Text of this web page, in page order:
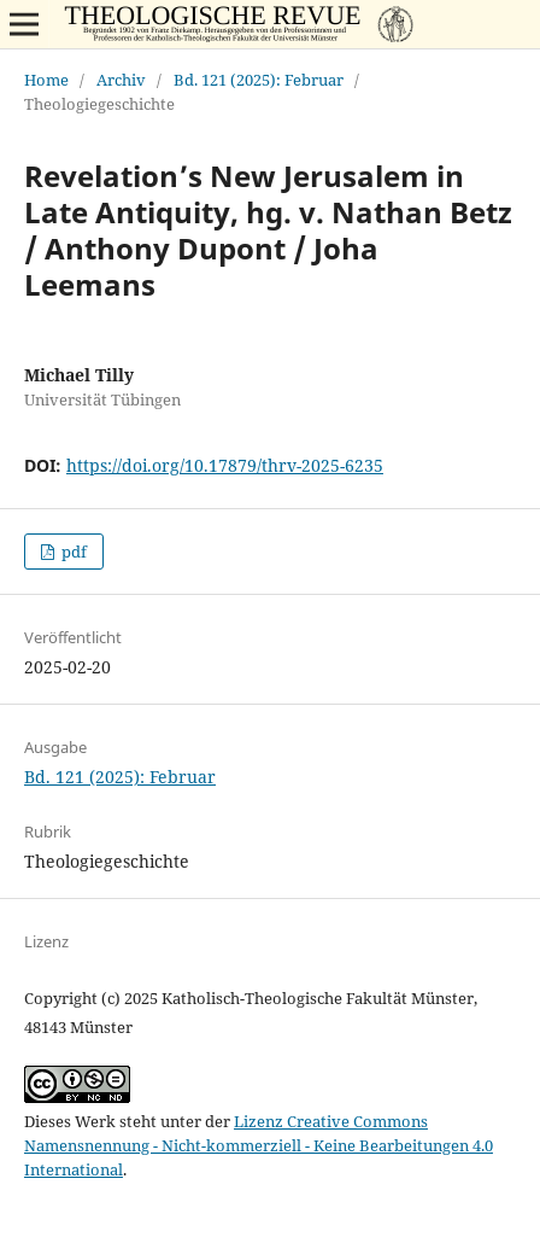
Home / Archiv / Bd. 121 (2025): Februar /
Theologiegeschichte
Revelation’s New Jerusalem in
Late Antiquity, hg. v. Nathan Betz
/ Anthony Dupont / Joha
Leemans
Michael Tilly
Universität Tübingen
DOI: https://doi.org/10.17879/thrv-2025-6235
pdf
Veröffentlicht
2025-02-20
Ausgabe
Bd. 121 (2025): Februar
Rubrik
Theologiegeschichte
Lizenz
Copyright (c) 2025 Katholisch-Theologische Fakultät Münster,
48143 Münster
Dieses Werk steht unter derLizenz Creative Commons
Namensnennung - Nicht-kommerziell - Keine Bearbeitungen 4.0
International.